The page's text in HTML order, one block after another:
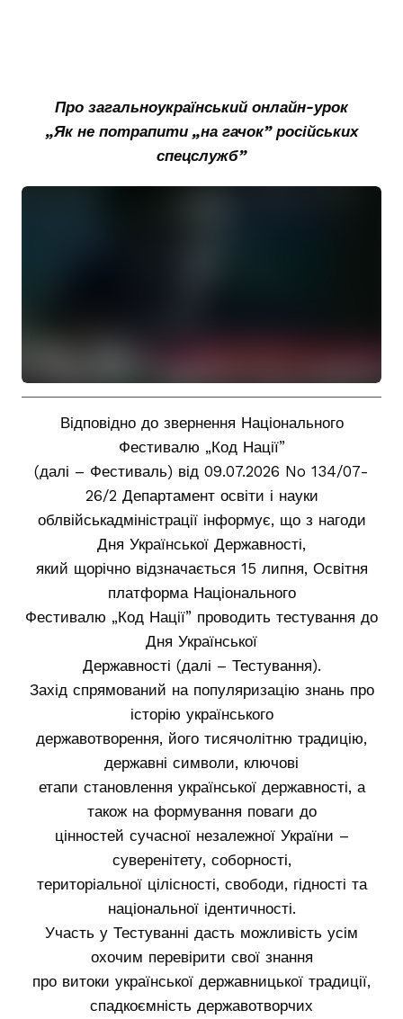
Про загальноукраїнський онлайн-урок
„Як не потрапити „на гачок” російських
спецслужб”
Відповідно до звернення Національного
Фестивалю „Код Нації”
(далі – Фестиваль) від 09.07.2026 No 134/07-
26/2 Департамент освіти і науки
облвійськадміністрації інформує, що з нагоди
Дня Української Державності,
який щорічно відзначається 15 липня, Освітня
платформа Національного
Фестивалю „Код Нації” проводить тестування до
Дня Української
Державності (далі – Тестування).
Захід спрямований на популяризацію знань про
історію українського
державотворення, його тисячолітню традицію,
державні символи, ключові
етапи становлення української державності, а
також на формування поваги до
цінностей сучасної незалежної України –
суверенітету, соборності,
територіальної цілісності, свободи, гідності та
національної ідентичності.
Участь у Тестуванні дасть можливість усім
охочим перевірити свої знання
про витоки української державницької традиції,
спадкоємність державотворчих